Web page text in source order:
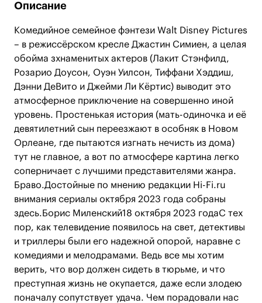
Описание
Комедийное семейное фэнтези Walt Disney Pictures
– в режиссёрском кресле Джастин Симиен, а целая
обойма зхнаменитых актеров (Лакит Стэнфилд,
Розарио Доусон, Оуэн Уилсон, Тиффани Хэддиш,
Дэнни ДеВито и Джейми Ли Кёртис) выводит это
атмосферное приключение на совершенно иной
уровень. Простенькая история (мать-одиночка и её
девятилетний сын переезжают в особняк в Новом
Орлеане, где пытаются изгнать нечисть из дома)
тут не главное, а вот по атмосфере картина легко
соперничает с лучшими представителями жанра.
Браво.Достойные по мнению редакции Hi-Fi.ru
внимания сериалы октября 2023 года собраны
здесь.Борис Миленский18 октября 2023 годаС тех
пор, как телевидение появилось на свет, детективы
и триллеры были его надежной опорой, наравне с
комедиями и мелодрамами. Ведь все мы хотим
верить, что вор должен сидеть в тюрьме, и что
преступная жизнь не окупается, даже если злодею
поначалу сопутствует удача. Чем порадовали нас